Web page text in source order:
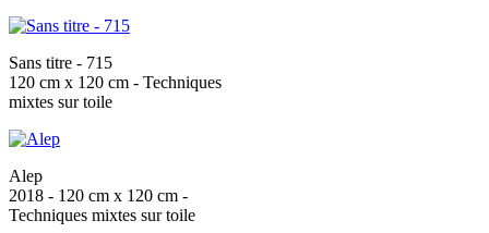
Sans titre - 715
120 cm x 120 cm - Techniques
mixtes sur toile
Alep
2018 - 120 cm x 120 cm -
Techniques mixtes sur toile